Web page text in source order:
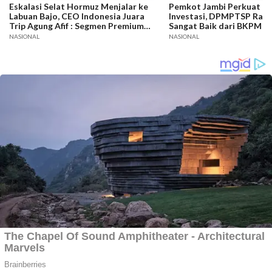
Eskalasi Selat Hormuz Menjalar ke
Labuan Bajo, CEO Indonesia Juara
Trip Agung Afif : Segmen Premium
Bertahan, Adaptasi Jadi Kunci
NASIONAL
Pemkot Jambi Perkuat
Investasi, DPMPTSP
Sangat Baik dari BKPM
NASIONAL